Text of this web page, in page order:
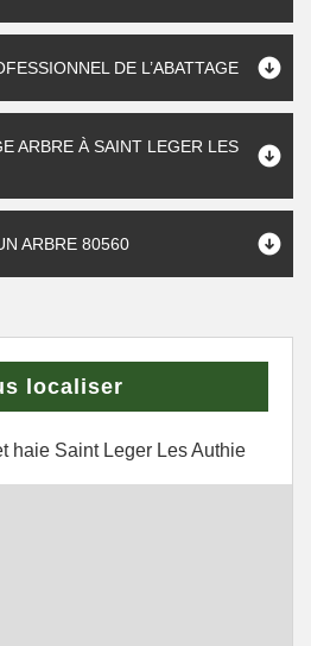
DE L’ABATTAGE
ARBRE À SAINT LEGER LES
ARBRE 80560
localiser
haie Saint Leger Les Authie